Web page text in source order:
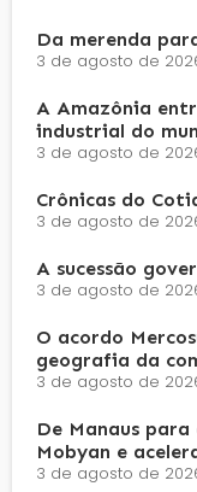
Da merenda
3 de agosto de
A Amazônia
industrial do
3 de agosto de
Crônicas do
3 de agosto de
A sucessão
3 de agosto de
O acordo
geografia da
3 de agosto de
De Manaus
Mobyan e
3 de agosto de